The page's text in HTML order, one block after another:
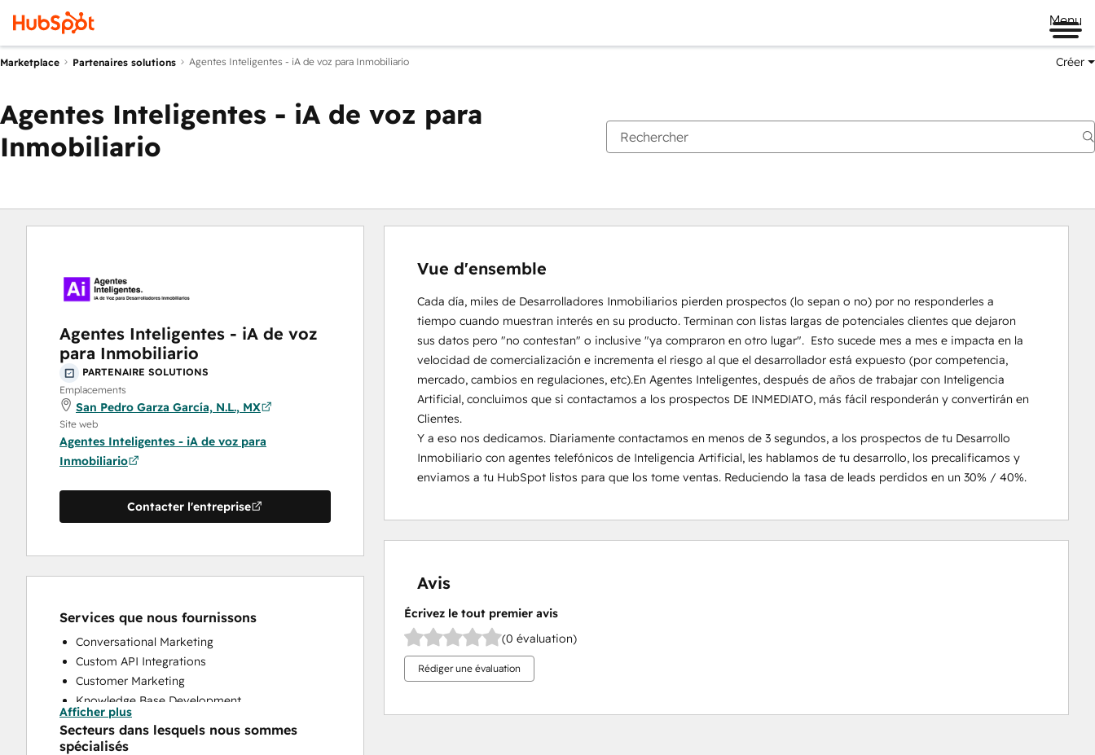
Menu
Marketplace Partenaires solutions Agentes Inteligentes - iA de voz para Inmobiliario Créer
Agentes Inteligentes - iA de voz para
Inmobiliario
Agentes Inteligentes - iA de voz
para Inmobiliario
PARTENAIRE SOLUTIONS
Emplacements
San Pedro Garza García, N.L., MX
Site web
Agentes Inteligentes - iA de voz para
Inmobiliario
Contacter l'entreprise
Services que nous fournissons
Conversational Marketing
Custom API Integrations
Customer Marketing
Knowledge Base Development
Programmable Automation
Sales and Marketing Alignment
Afficher plus
Secteurs dans lesquels nous sommes
spécialisés
Vue d'ensemble
Cada día, miles de Desarrolladores Inmobiliarios pierden prospectos (lo sepan o no) por no responderles a
tiempo cuando muestran interés en su producto. Terminan con listas largas de potenciales clientes que dejaron
sus datos pero "no contestan" o inclusive "ya compraron en otro lugar".  Esto sucede mes a mes e impacta en la
velocidad de comercialización e incrementa el riesgo al que el desarrollador está expuesto (por competencia,
mercado, cambios en regulaciones, etc).En Agentes Inteligentes, después de años de trabajar con Inteligencia
Artificial, concluimos que si contactamos a los prospectos DE INMEDIATO, más fácil responderán y convertirán en
Clientes.
Y a eso nos dedicamos. Diariamente contactamos en menos de 3 segundos, a los prospectos de tu Desarrollo
Inmobiliario con agentes telefónicos de Inteligencia Artificial, les hablamos de tu desarrollo, los precalificamos y
enviamos a tu HubSpot listos para que los tome ventas. Reduciendo la tasa de leads perdidos en un 30% / 40%.
Avis
Écrivez le tout premier avis
(0 évaluation)
Rédiger une évaluation